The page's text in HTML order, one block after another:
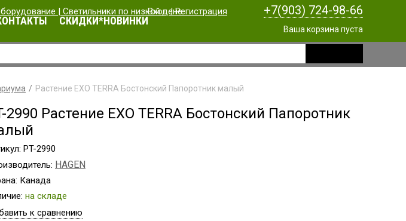
Вход|Регистрация +7(903) 724-98-66
Ваша корзина пуста
СКИДКИ*НОВИНКИ
Растение EXO TERRA Бостонский Папоротник малый
2990 Растение EXO TERRA Бостонский Папоротник
PT-2990
HAGEN
Канада
на складе
к сравнению